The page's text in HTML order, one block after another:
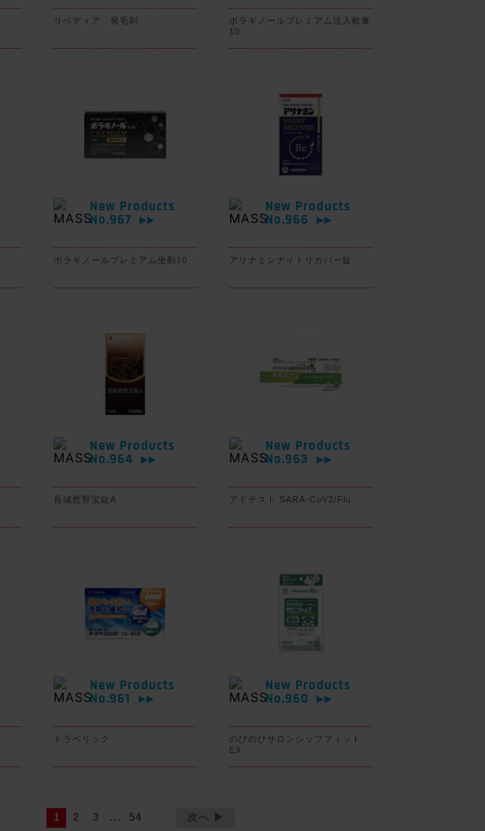
リペディア 発毛剤
ボラギノールプレミアム注入軟膏
10
New Products
No.967
▶▶
ボラギノールプレミアム坐剤10
New Products
No.966
▶▶
アリナミンナイトリカバー錠
New Products
No.964
▶▶
長城甦腎宝錠A
New Products
No.963
▶▶
アドテスト SARA-CoV2/Flu
New Products
No.961
▶▶
トラベリック
New Products
No.960
▶▶
のびのびサロンシップフィット
EX
1 2 3 ... 54 次へ ▶